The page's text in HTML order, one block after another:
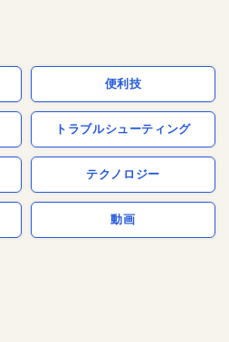
便利技
トラブルシューティング
テクノロジー
動画